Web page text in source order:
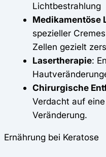
Lichtbestrahlung
Medikamentöse
spezieller
Zellen gezielt
Lasertherapie:
Chirurgische
Verdacht auf
Veränderung.
Ernährung bei Keratose